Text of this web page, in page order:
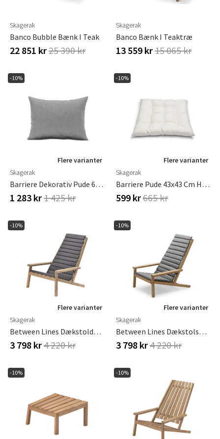
Skagerak
Banco Bubble Bænk I Teak
22 851 kr25 390 kr
Skagerak
Banco Bænk I Teaktræ
13 559 kr15 065 kr
-10%
Flere varianter
Skagerak
Barriere Dekorativ Pude 60x50 Cm Heritage Papyrus
1 283 kr1 425 kr
-10%
Flere varianter
Skagerak
Barriere Pude 43x43 Cm Hvid
599 kr665 kr
-10%
Flere varianter
Skagerak
Between Lines Dækstoldyne Grå
3 798 kr4 220 kr
-10%
Flere varianter
Skagerak
Between Lines Dækstolspude Askegrå
3 798 kr4 220 kr
-10% -10%